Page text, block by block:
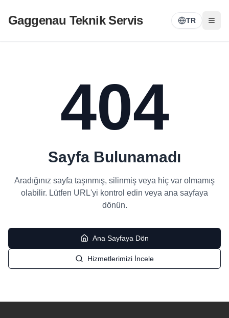
Gaggenau Teknik Servis TR
404
Sayfa Bulunamadı
Aradığınız sayfa taşınmış, silinmiş veya hiç var olmamış
olabilir. Lütfen URL'yi kontrol edin veya ana sayfaya
dönün.
Ana Sayfaya Dön
Hizmetlerimizi İncele